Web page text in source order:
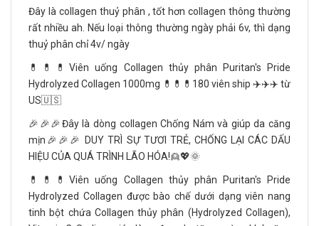
Đây là collagen thuỷ phân , tốt hơn collagen thông thường
rất nhiều ah. Nếu loại thông thường ngày phải 6v, thì dạng
thuỷ phân chỉ 4v/ ngày
💊💊💊Viên uống Collagen thủy phân Puritan's Pride
Hydrolyzed Collagen 1000mg 💊💊💊180 viên ship ✈️✈️✈️ từ
US🇺🇸
🎉🎉🎉Đây là dòng collagen Chống Nám và giúp da căng
mịn🎉🎉🎉 DUY TRÌ SỰ TƯƠI TRẺ, CHỐNG LẠI CÁC DẤU
HIỆU CỦA QUÁ TRÌNH LÃO HÓA!👱💖🌞
💊💊💊Viên uống Collagen thủy phân Puritan's Pride
Hydrolyzed Collagen được bào chế dưới dạng viên nang
tinh bột chứa Collagen thủy phân (Hydrolyzed Collagen),